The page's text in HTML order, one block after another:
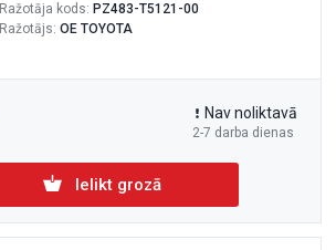
Ražotāja kods: PZ483-T5121-00
Ražotājs: OE TOYOTA
2-7 darba dienas
Nav noliktavā
Ielikt grozā